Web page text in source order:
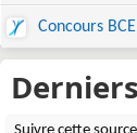
Concours BCE